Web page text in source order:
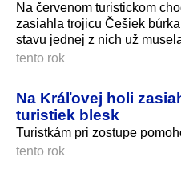
Na červenom turistickom
zasiahla trojicu Češiek
stavu jednej z nich už
tento rok
Na Kráľovej holi
turistiek blesk
Turistkám pri zostupe
tento rok